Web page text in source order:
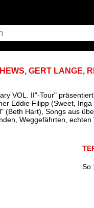
GERT LANGE,
VOL. II"-Tour"
Eddie Filipp (Sweet,
Hart), Songs aus
Weggefährten, echten
So